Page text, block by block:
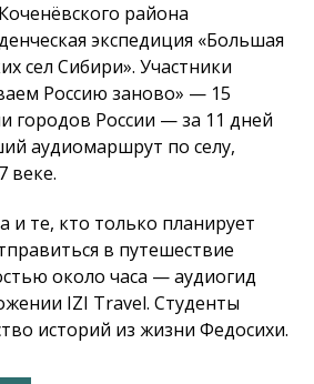
района
экспедиция «Большая
сел Сибири». Участники
Россию заново» — 15
городов России — за 11 дней
аудиомаршрут по селу,
веке.
и те, кто только планирует
в путешествие
около часа — аудиогид
IZI Travel. Студенты
историй из жизни Федосихи.